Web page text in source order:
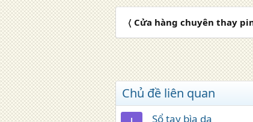
〈 Cửa hàng chuyên thay
Chủ đề liên quan
Sổ tay bìa da